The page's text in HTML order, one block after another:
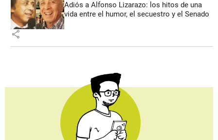
Adiós a Alfonso Lizarazo: los hitos de una
vida entre el humor, el secuestro y el Senado
share